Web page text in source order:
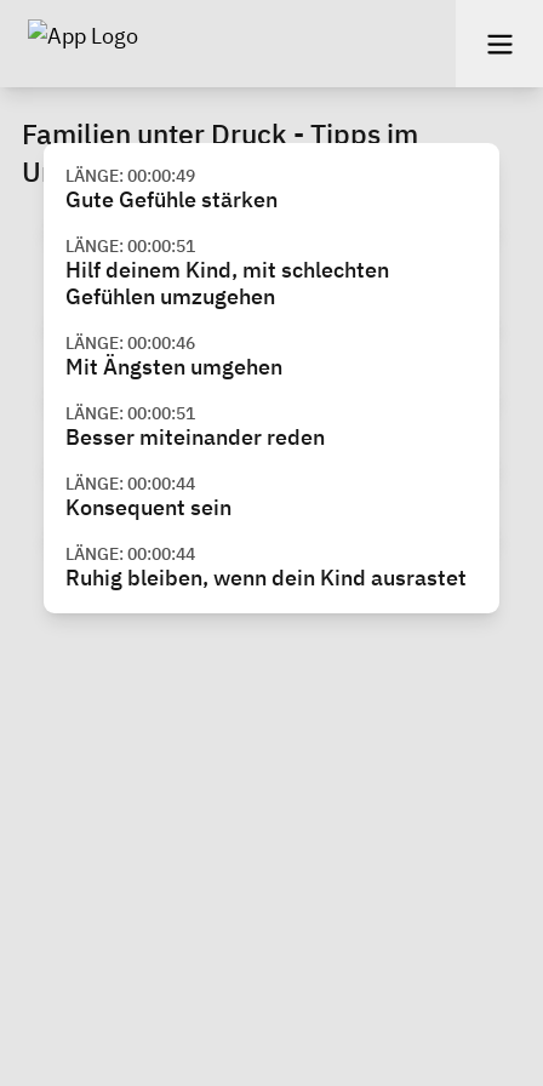
Familien unter Druck - Tipps im
Umgang mit Familienstress
LÄNGE: 00:00:49
Gute Gefühle stärken
LÄNGE: 00:00:51
Hilf deinem Kind, mit schlechten
Gefühlen umzugehen
LÄNGE: 00:00:46
Mit Ängsten umgehen
LÄNGE: 00:00:51
Besser miteinander reden
LÄNGE: 00:00:44
Konsequent sein
LÄNGE: 00:00:44
Ruhig bleiben, wenn dein Kind ausrastet